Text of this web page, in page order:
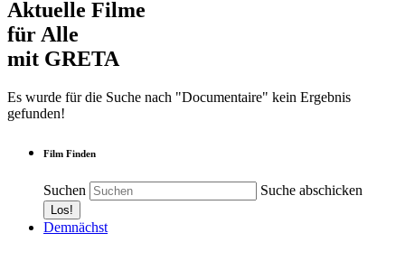
Aktuelle Filme
für Alle
mit GRETA
Es wurde für die Suche nach "Documentaire" kein Ergebnis
gefunden!
Film Finden
Suchen Suche abschicken
Demnächst